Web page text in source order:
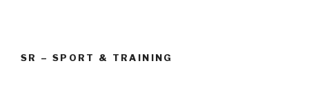
SR – SPORT & TRAINING